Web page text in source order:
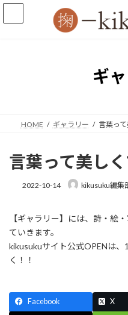
コ
ナ
ギ
HOME ギャラリー 言葉っ
言葉って美しく
2022-10-14 kikusuku編集
【ギャラリー】には、詩・絵
ていきます。
kikusukuサイト公式OPENは
く！！
Facebook X